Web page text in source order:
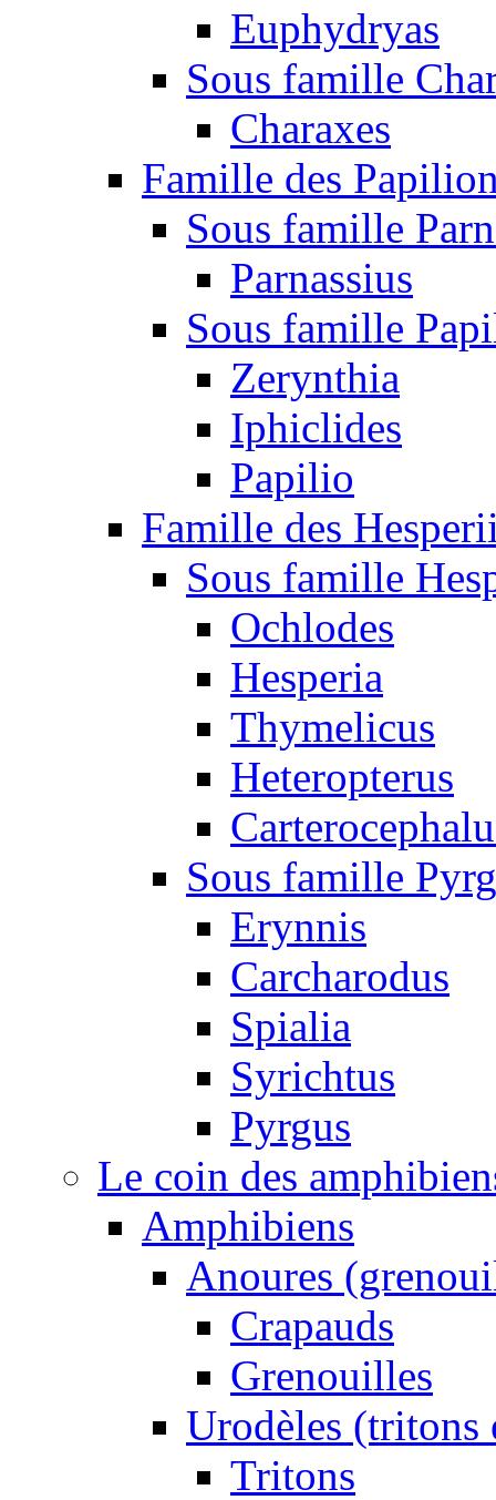
Euphydryas
Sous famille
Charaxes
Famille des
Sous famille
Parnassius
Sous famille
Zerynthia
Iphiclides
Papilio
Famille des
Sous famille
Ochlodes
Hesperia
Thymelicus
Heteropterus
Sous famille
Erynnis
Carcharodus
Spialia
Syrichtus
Pyrgus
Le coin des
Amphibiens
Anoures
Crapauds
Grenouilles
Urodèles (tritons
Tritons